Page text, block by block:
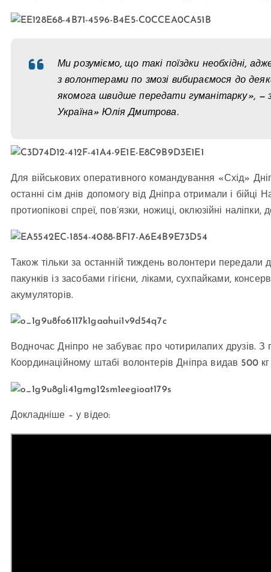
Ми розуміємо, що такі поїздки необхідні,
з волонтерами по змозі вибираємося до
якомога швидше передати гуманітарку», —
Україна» Юлія Дмитрова.
Для військових оперативного командування «Схід»
останні сім днів допомогу від Дніпра отримали і бійці
протиопікові спреї, пов’язки, ножиці, оклюзійні наліпки,
Також тільки за останній тиждень волонтери передали
пакунків із засобами гігієни, ліками, сухпайками,
акумуляторів.
Водночас Дніпро не забуває про чотирилапих друзів.
Координаційному штабі волонтерів Дніпра видав 500
Докладніше – у відео: